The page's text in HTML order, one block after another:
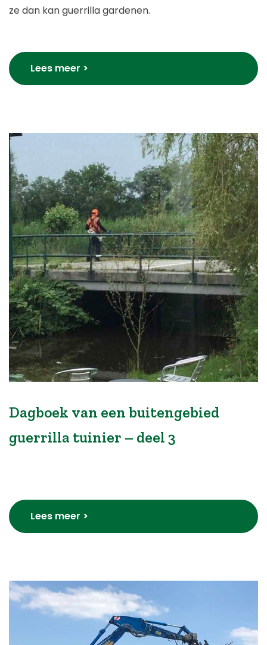
ze dan kan guerrilla gardenen.
Lees meer >
Dagboek van een buitengebied
guerrilla tuinier – deel 3
Lees meer >